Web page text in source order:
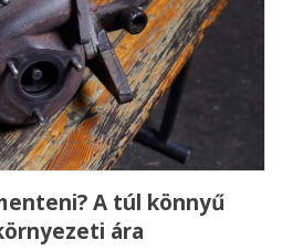
A túl könnyű
ára